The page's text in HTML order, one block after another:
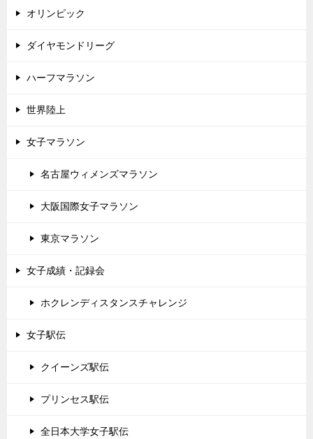
オリンピック
ダイヤモンドリーグ
ハーフマラソン
世界陸上
女子マラソン
名古屋ウィメンズマラソン
大阪国際女子マラソン
東京マラソン
女子成績・記録会
ホクレンディスタンスチャレンジ
女子駅伝
クイーンズ駅伝
プリンセス駅伝
全日本大学女子駅伝